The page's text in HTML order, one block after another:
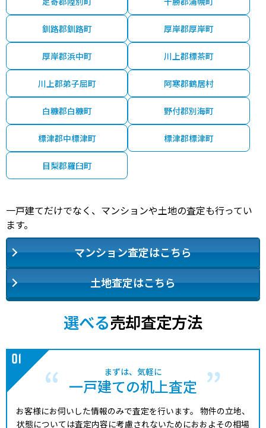
釧路郡釧路町 厚岸郡厚岸町
厚岸郡浜中町 川上郡標茶町
川上郡弟子屈町 阿寒郡鶴居村
白糠郡白糠町 野付郡別海町
標津郡中標津町 標津郡標津町
目梨郡羅臼町
一戸建てだけでなく、マンションや土地の査定も行ってい
ます。
マンション査定はこちら
土地査定はこちら
選べる売却査定方法
まずは、気軽に
一戸建ての机上査定
お客様にお伺いした情報のみで査定を行います。 物件の立地、
状態については査定内容に考慮されないためにおおよその相場